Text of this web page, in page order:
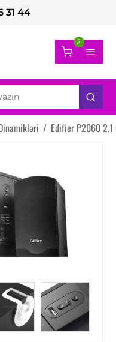
31 44
2
/ Edifier P2060 2.1